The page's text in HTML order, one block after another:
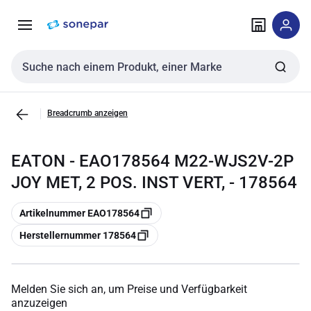
NavigationInhalt
Sucheingabe
Breadcrumb anzeigen
EATON - EAO178564 M22-WJS2V-2P
JOY MET, 2 POS. INST VERT, - 178564
Kopieren
Artikelnummer EAO178564
Kopieren
Herstellernummer 178564
Melden Sie sich an, um Preise und Verfügbarkeit
anzuzeigen